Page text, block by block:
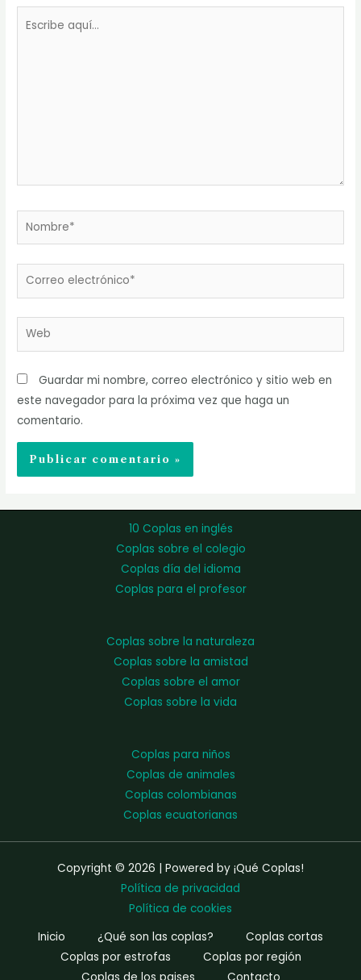
Nombre*
Correo
Web
Guardar mi nombre, correo electrónico y sitio web en
este navegador para la próxima vez que haga un
comentario.
10 Coplas en inglés
Coplas sobre el colegio
Coplas día del idioma
Coplas para el profesor
Coplas sobre la naturaleza
Coplas sobre la amistad
Coplas sobre el amor
Coplas sobre la vida
Coplas para niños
Coplas de animales
Coplas colombianas
Coplas ecuatorianas
Copyright © 2026 | Powered by ¡Qué Coplas!
Política de privacidad
Política de cookies
Inicio
¿Qué son las coplas?
Coplas cortas
Coplas por estrofas
Coplas por región